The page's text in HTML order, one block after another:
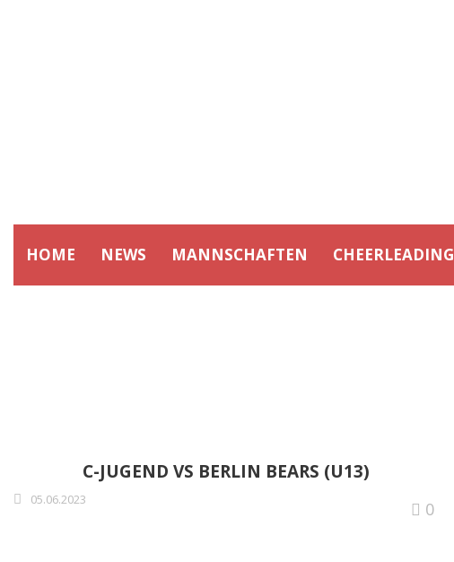
HOME NEWS MANNSCHAFTEN CHEERLEADING
C-JUGEND VS BERLIN BEARS (U13)
05.06.2023 0